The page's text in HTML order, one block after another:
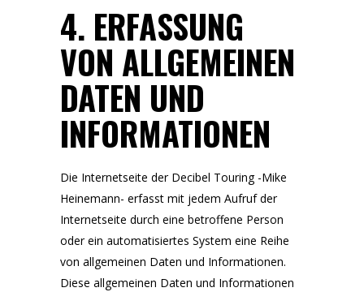
4. ERFASSUNG
VON ALLGEMEINEN
DATEN UND
INFORMATIONEN
Die Internetseite der Decibel Touring -Mike
Heinemann- erfasst mit jedem Aufruf der
Internetseite durch eine betroffene Person
oder ein automatisiertes System eine Reihe
von allgemeinen Daten und Informationen.
Diese allgemeinen Daten und Informationen